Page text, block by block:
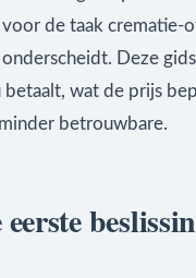
de taak crematie-
Deze
wat de prijs
betrouwbare.